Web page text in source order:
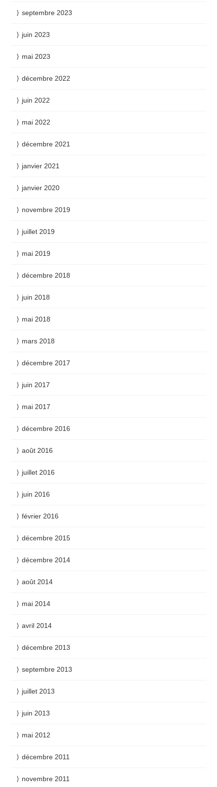
septembre 2023
juin 2023
mai 2023
décembre 2022
juin 2022
mai 2022
décembre 2021
janvier 2021
janvier 2020
novembre 2019
juillet 2019
mai 2019
décembre 2018
juin 2018
mai 2018
mars 2018
décembre 2017
juin 2017
mai 2017
décembre 2016
août 2016
juillet 2016
juin 2016
février 2016
décembre 2015
décembre 2014
août 2014
mai 2014
avril 2014
décembre 2013
septembre 2013
juillet 2013
juin 2013
mai 2012
décembre 2011
novembre 2011